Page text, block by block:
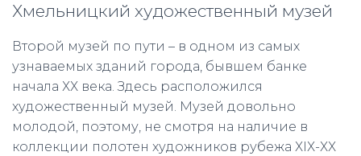
Хмельницкий художественный музей
Второй музей по пути – в одном из самых
узнаваемых зданий города, бывшем банке
начала ХХ века. Здесь расположился
художественный музей. Музей довольно
молодой, поэтому, не смотря на наличие в
коллекции полотен художников рубежа ХІХ-ХХ